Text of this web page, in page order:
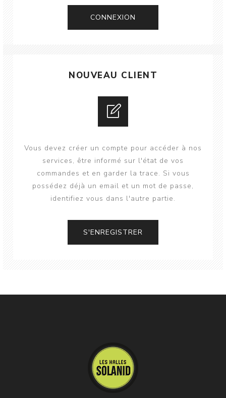
CONNEXION
NOUVEAU CLIENT
Vous devez créer un compte pour accéder à nos
services, être informé sur l'état de vos
commandes et en garder la trace. Si vous
possédez déjà un email et un mot de passe,
identifiez vous dans l'autre partie.
S'ENREGISTRER